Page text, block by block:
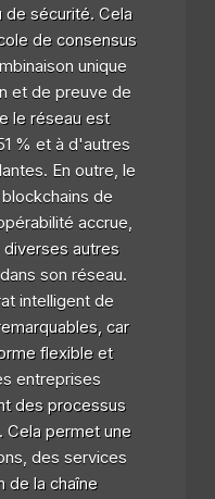
de sécurité. Cela
de consensus
unique
et de preuve de
le réseau est
% et à d'autres
En outre, le
de
accrue,
autres
son réseau.
intelligent de
car
flexible et
entreprises
des processus
Cela permet une
des services
de la chaîne